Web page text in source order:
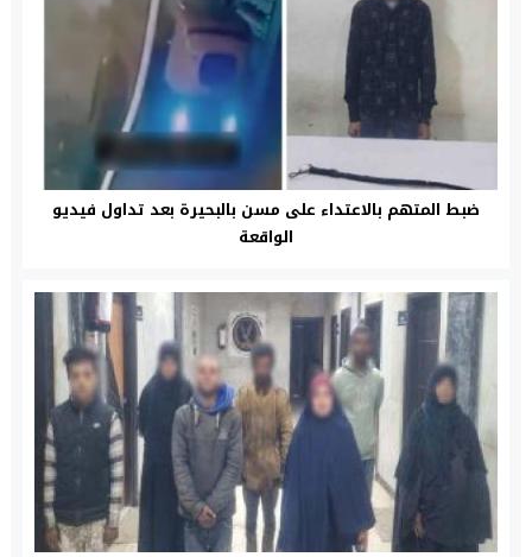
ضبط المتهم بالاعتداء على مسن بالبحيرة بعد تداول فيديو
الواقعة